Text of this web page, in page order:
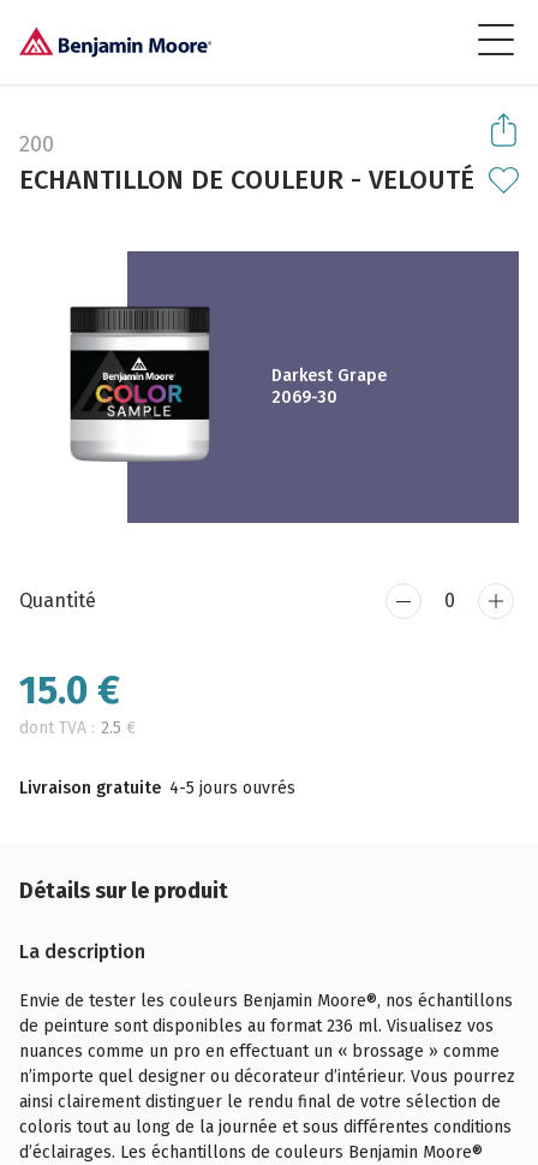
200
ECHANTILLON DE COULEUR - VELOUTÉ
Darkest Grape
2069-30
Quantité
15.0 €
dont TVA : 2.5 €
Livraison gratuite 4-5 jours ouvrés
Détails sur le produit
La description
Envie de tester les couleurs Benjamin Moore®, nos échantillons
de peinture sont disponibles au format 236 ml. Visualisez vos
nuances comme un pro en effectuant un « brossage » comme
n’importe quel designer ou décorateur d’intérieur. Vous pourrez
ainsi clairement distinguer le rendu final de votre sélection de
coloris tout au long de la journée et sous différentes conditions
d’éclairages. Les échantillons de couleurs Benjamin Moore®